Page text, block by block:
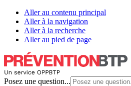
Aller au contenu principal
Aller à la navigation
Aller à la recherche
Aller au pied de page
Posez une question...